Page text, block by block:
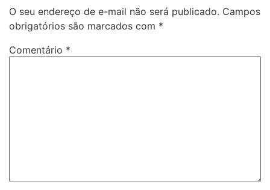
O seu endereço de e-mail não será publicado. Campos
obrigatórios são marcados com *
Comentário *